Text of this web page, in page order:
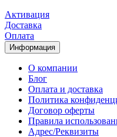
Активация
Доставка
Оплата
Информация
О компании
Блог
Оплата и доставка
Политика
Договор оферты
Правила
Адрес/Реквизиты